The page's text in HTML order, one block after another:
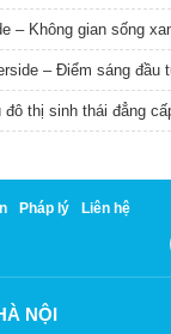
– Không gian sống
– Điểm sáng
thị sinh thái đẳng
Pháp lý Liên hệ
NỘI